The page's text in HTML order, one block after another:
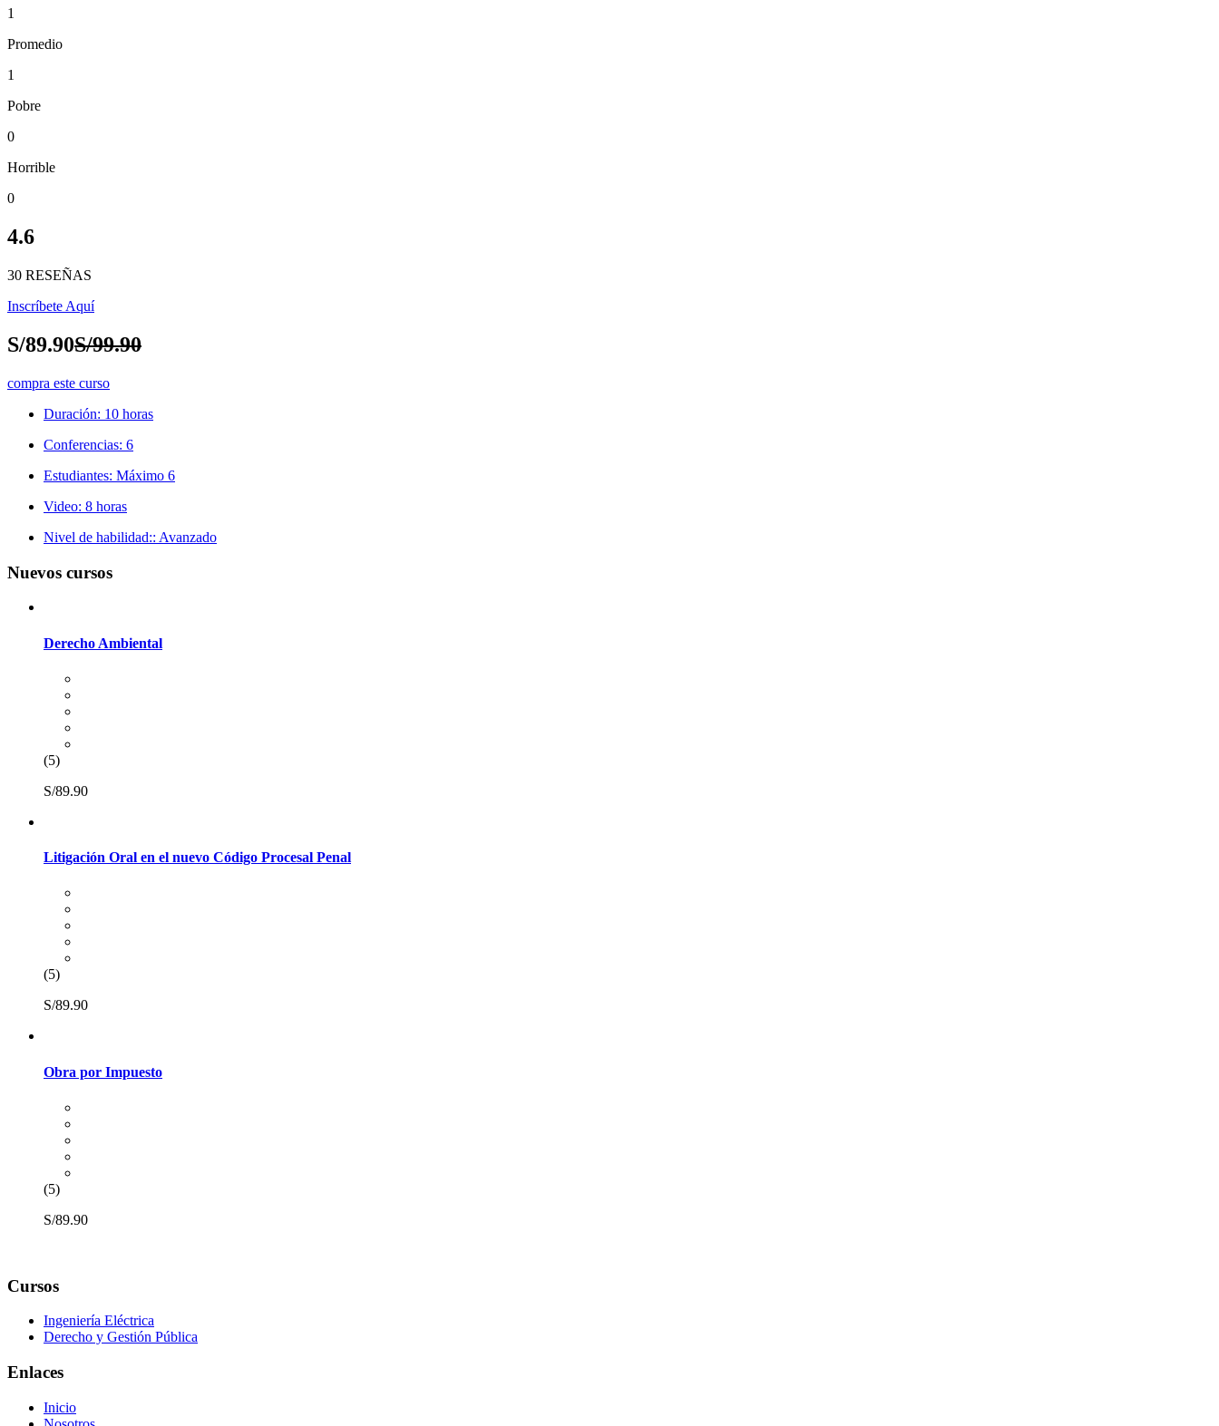
1
Promedio
1
Pobre
0
Horrible
0
4.6
30 RESEÑAS
Inscríbete Aquí
S/89.90S/99.90
compra este curso
Duración: 10 horas
Conferencias: 6
Estudiantes: Máximo 6
Video: 8 horas
Nivel de habilidad:: Avanzado
Nuevos cursos
Derecho Ambiental
(5)
S/89.90
Litigación Oral en el nuevo Código Procesal Penal
(5)
S/89.90
Obra por Impuesto
(5)
S/89.90
Cursos
Ingeniería Eléctrica
Derecho y Gestión Pública
Enlaces
Inicio